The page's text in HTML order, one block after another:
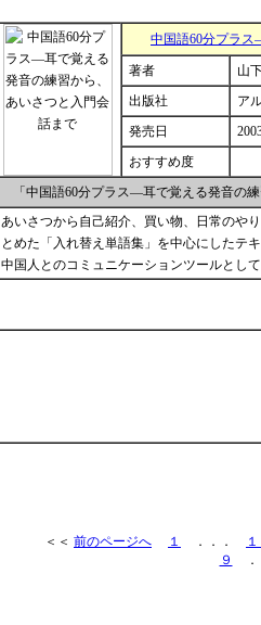
中国語60分プラ
著者
山
出版社
ア
発売日
おすすめ度
「中国語60分プラス―耳で覚える発音の
あいさつから自己紹介、買い物、日常のや
とめた「入れ替え単語集」を中心にしたテ
中国人とのコミュニケーションツールとし
＜＜ 前のページへ １ ．．．
９